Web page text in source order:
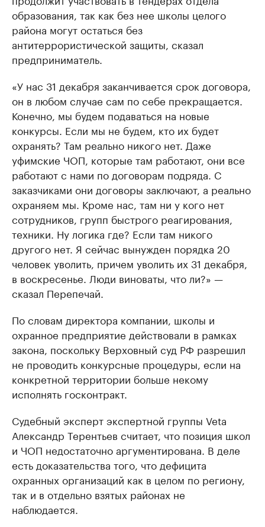
образования, так как без нее школы целого
района могут остаться без
антитеррористической защиты, сказал
предприниматель.
«У нас 31 декабря заканчивается срок договора,
он в любом случае сам по себе прекращается.
Конечно, мы будем подаваться на новые
конкурсы. Если мы не будем, кто их будет
охранять? Там реально никого нет. Даже
уфимские ЧОП, которые там работают, они все
работают с нами по договорам подряда. С
заказчиками они договоры заключают, а реально
охраняем мы. Кроме нас, там ни у кого нет
сотрудников, групп быстрого реагирования,
техники. Ну логика где? Если там никого
другого нет. Я сейчас вынужден порядка 20
человек уволить, причем уволить их 31 декабря,
в воскресенье. Люди виноваты, что ли?» —
сказал Перепечай.
По словам директора компании, школы и
охранное предприятие действовали в рамках
закона, поскольку Верховный суд РФ разрешил
не проводить конкурсные процедуры, если на
конкретной территории больше некому
исполнять госконтракт.
Судебный эксперт экспертной группы Veta
Александр Терентьев считает, что позиция школ
и ЧОП недостаточно аргументирована. В деле
есть доказательства того, что дефицита
охранных организаций как в целом по региону,
так и в отдельно взятых районах не
наблюдается.